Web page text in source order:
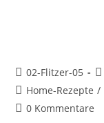
02-Flitzer-05
Home-Rezepte /
0 Kommentare